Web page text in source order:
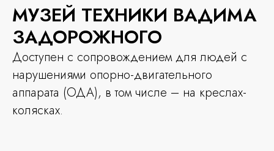
МУЗЕЙ ТЕХНИКИ ВАДИМА
ЗАДОРОЖНОГО
Доступен с сопровождением для людей с
нарушениями опорно-двигательного
аппарата (ОДА), в том числе – на креслах-
колясках.